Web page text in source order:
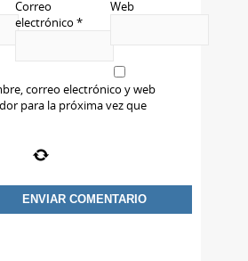
Correo
electrónico*
Web
correo electrónico y web
para la próxima vez que